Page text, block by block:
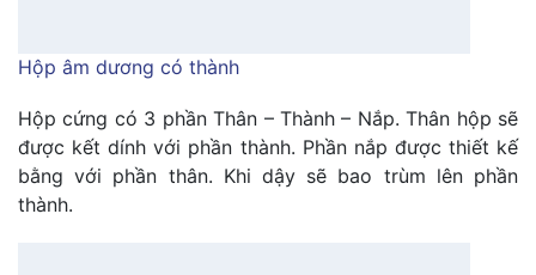
Hộp âm dương có thành
Hộp cứng có 3 phần Thân – Thành – Nắp. Thân hộp sẽ
được kết dính với phần thành. Phần nắp được thiết kế
bằng với phần thân. Khi dậy sẽ bao trùm lên phần
thành.